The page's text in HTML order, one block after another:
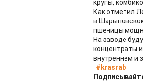
крупы,
Как отметил
в
пшеницы
На заводе
концентраты
внутреннем и
#krasrab